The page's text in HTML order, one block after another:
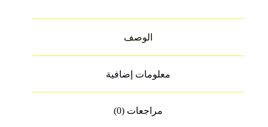
الوصف
معلومات إضافية
مراجعات (0)